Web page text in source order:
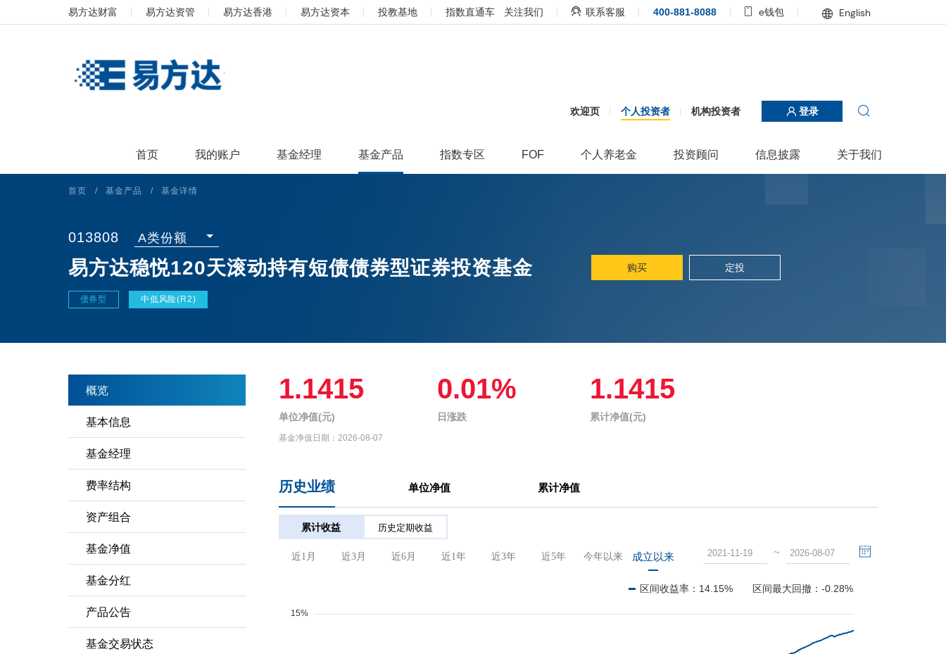
易方达财富 易方达资管 易方达香港 易方达资本 投教基地 指数直通车 关注我们 联系客服 400-881-8088 e钱包 English
欢迎页 个人投资者 机构投资者 登录
首页 我的账户 基金经理 基金产品 指数专区 FOF 个人养老金 投资顾问 信息披露 关于我们
首页 / 基金产品 / 基金详情
013808 A类份额
易方达稳悦120天滚动持有短债债券型证券投资基金 购买 定投
债券型 中低风险(R2)
概览
基本信息
基金经理
费率结构
资产组合
基金净值
基金分红
产品公告
基金交易状态
1.1415
单位净值(元)
0.01%
日涨跌
1.1415
累计净值(元)
基金净值日期： 2026-08-07
历史业绩 单位净值 累计净值
累计收益 历史定期收益
近1月 近3月 近6月 近1年 近3年 近5年 今年以来 成立以来 ~
区间收益率： 14.15% 区间最大回撤：-0.28%